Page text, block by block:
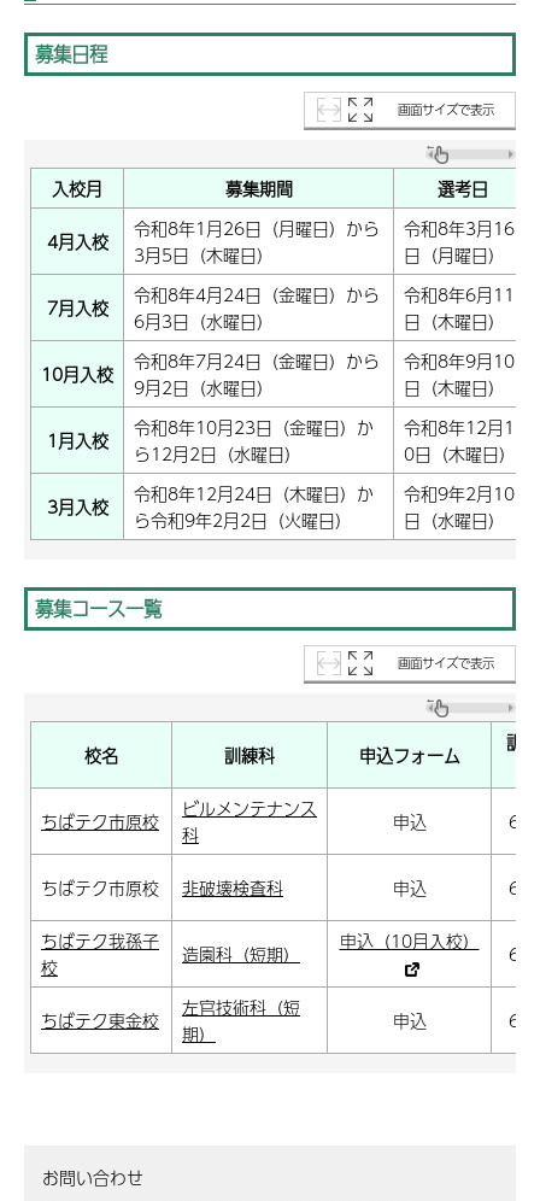
募集日程
画面サイズで表示
入校月 募集期間
選考日
4月入校
令和8年1月26日（月曜日）から
3月5日（木曜日）
令和8年3月16
日（月曜日）
7月入校
令和8年4月24日（金曜日）から
6月3日（水曜日）
令和8年6月11
日（木曜日）
10月入校
令和8年7月24日（金曜日）から
9月2日（水曜日）
令和8年9月10
日（木曜日）
1月入校
令和8年10月23日（金曜日）か
ら12月2日（水曜日）
令和8年12月1
0日（木曜日）
3月入校
令和8年12月24日（木曜日）か
ら令和9年2月2日（火曜日）
令和9年2月10
日（水曜日）
募集コース一覧
画面サイズで表示
校名 訓練科 申込フォーム
訓
ちばテク市原校
ビルメンテナンス
科
申込 6
ちばテク市原校 非破壊検査科 申込
6
ちばテク我孫子
校
造園科（短期） 申込（10月入校） 6
ちばテク東金校
左官技術科（短
期）
申込 6
お問い合わせ